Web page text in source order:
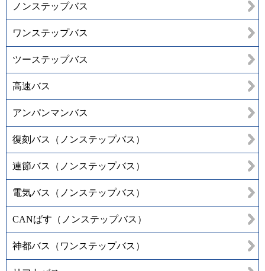
ノンステップバス
ワンステップバス
ツーステップバス
高速バス
アンパンマンバス
復刻バス（ノンステップバス）
連節バス（ノンステップバス）
電気バス（ノンステップバス）
CANばす（ノンステップバス）
神都バス（ワンステップバス）